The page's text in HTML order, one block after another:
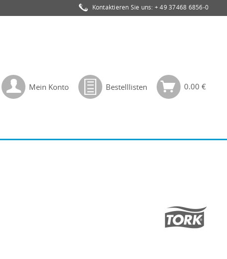
Kontaktieren Sie uns: + 49 37468 6856-0
Mein Konto Bestelllisten 0,00 €